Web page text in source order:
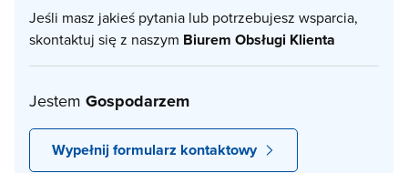
Jeśli masz jakieś pytania lub potrzebujesz wsparcia,
skontaktuj się z naszym Biurem Obsługi Klienta
Jestem Gospodarzem
Wypełnij formularz kontaktowy